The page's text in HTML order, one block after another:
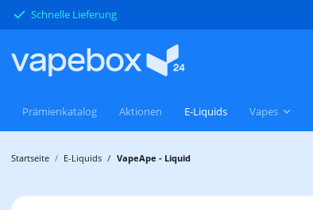
Schnelle Lieferung
Aktionen E-Liquids Vapes
Prämienkatalog
Startseite E-Liquids VapeApe - Liquid